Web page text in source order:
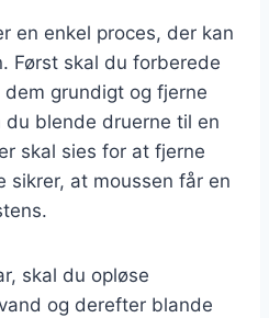
en enkel proces, der kan
Først skal du forberede
grundigt og fjerne
blende druerne til en
skal sies for at fjerne
sikrer, at moussen får en
skal du opløse
og derefter blande